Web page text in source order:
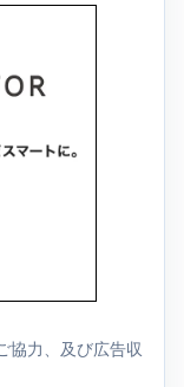
協力、及び広告収